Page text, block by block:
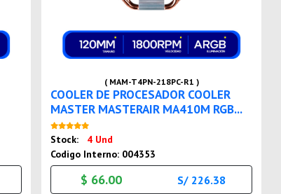
( MAM-T4PN-218PC-R1 )
COOLER DE PROCESADOR COOLER
MASTER MASTERAIR MA410M RGB...
Stock:
4 Und
Codigo Interno: 004353
$ 66.00 S/ 226.38